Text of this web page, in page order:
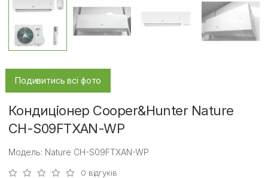
Подивитись всі фото
Кондиціонер Cooper&Hunter Nature
CH-S09FTXAN-WP
Модель: Nature CH-S09FTXAN-WP
0 відгуків